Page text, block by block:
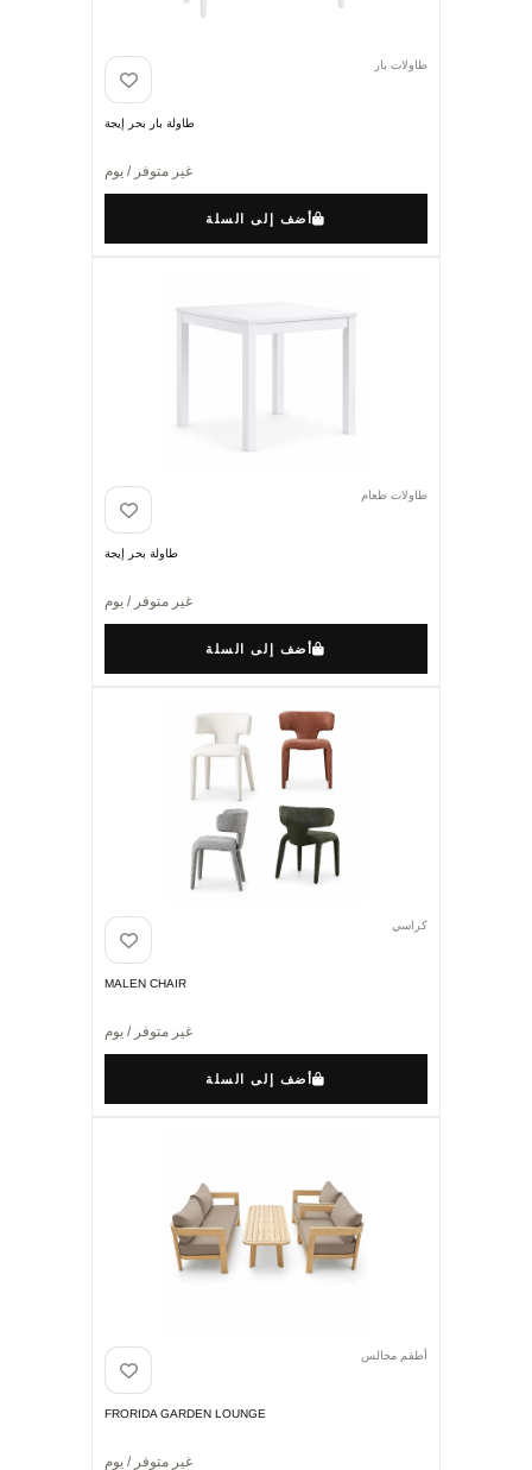
طاولات بار
طاولة بار بحر إيجة
غير متوفر / يوم
أضف إلى السلة
طاولات طعام
طاولة بحر إيجة
غير متوفر / يوم
أضف إلى السلة
كراسي
MALEN CHAIR
غير متوفر / يوم
أضف إلى السلة
أطقم مجالس
FRORIDA GARDEN LOUNGE
غير متوفر / يوم